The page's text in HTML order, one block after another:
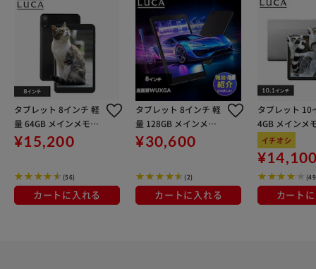
タブレット 8インチ 軽
量 64GB メインメモリ
4GB 8コア 保護フィル
ム標準装備 LUCA TE08
¥15,200
(56)
カートに入れる
タブレット 8インチ 軽
量 128GB メインメモ
リ4GB 8コア LUCA TM
083M4V1-B ブラック
¥30,600
(2)
カートに入れる
タブレット 10
4GB メインメ
4コア 保護フ
準装備
S ライトシル
イチオシ
カート